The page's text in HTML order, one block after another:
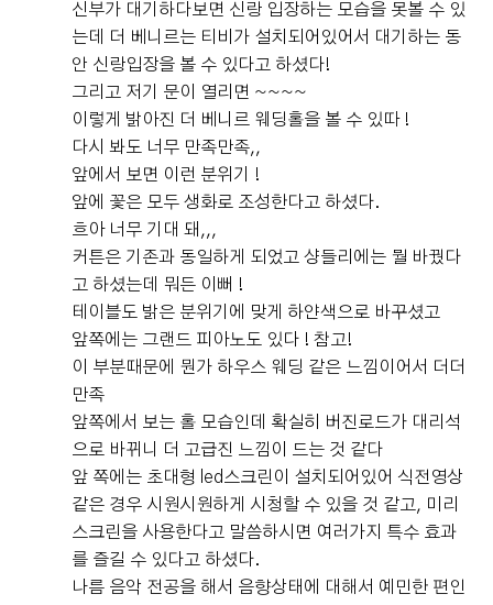
신부가 대기하다보면 신랑 입장하는 모습을 못볼 수 있
는데 더 베니르는 티비가 설치되어있어서 대기하는 동
안 신랑입장을 볼 수 있다고 하셨다!
그리고 저기 문이 열리면 ~~~~
이렇게 밝아진 더 베니르 웨딩홀을 볼 수 있따 !
다시 봐도 너무 만족만족,,
앞에서 보면 이런 분위기 !
앞에 꽃은 모두 생화로 조성한다고 하셨다.
흐아 너무 기대 돼,,,
커튼은 기존과 동일하게 되었고 샹들리에는 뭘 바꿨다
고 하셨는데 뭐든 이뻐 !
테이블도 밝은 분위기에 맞게 하얀색으로 바꾸셨고
앞쪽에는 그랜드 피아노도 있다 ! 참고!
이 부분때문에 뭔가 하우스 웨딩 같은 느낌이어서 더더
만족
앞쪽에서 보는 홀 모습인데 확실히 버진로드가 대리석
으로 바뀌니 더 고급진 느낌이 드는 것 같다
앞 쪽에는 초대형 led스크린이 설치되어있어 식전영상
같은 경우 시원시원하게 시청할 수 있을 것 같고, 미리
스크린을 사용한다고 말씀하시면 여러가지 특수 효과
를 즐길 수 있다고 하셨다.
나름 음악 전공을 해서 음향상태에 대해서 예민한 편인